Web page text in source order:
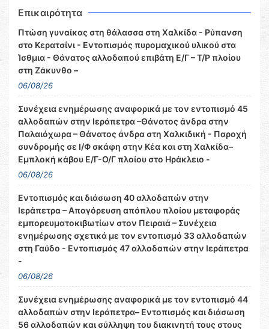
Επικαιρότητα
Πτώση γυναίκας στη θάλασσα στη Χαλκίδα - Ρύπανση
στο Κερατσίνι - Εντοπισμός πυρομαχικού υλικού στα
Ίσθμια - Θάνατος αλλοδαπού επιβάτη Ε/Γ – Τ/Ρ πλοίου
στη Ζάκυνθο –
06/08/26
Συνέχεια ενημέρωσης αναφορικά με τον εντοπισμό 45
αλλοδαπών στην Ιεράπετρα –Θάνατος άνδρα στην
Παλαιόχωρα – Θάνατος άνδρα στη Χαλκιδική - Παροχή
συνδρομής σε Ι/Φ σκάφη στην Κέα και στη Χαλκίδα–
Εμπλοκή κάβου Ε/Γ-Ο/Γ πλοίου στο Ηράκλειο -
06/08/26
Εντοπισμός και διάσωση 40 αλλοδαπών στην
Ιεράπετρα – Απαγόρευση απόπλου πλοίου μεταφοράς
εμπορευματοκιβωτίων στον Πειραιά – Συνέχεια
ενημέρωσης σχετικά με τον εντοπισμό 33 αλλοδαπών
στη Γαύδο - Εντοπισμός 47 αλλοδαπών στην Ιεράπετρα
-
06/08/26
Συνέχεια ενημέρωσης αναφορικά με τον εντοπισμό 44
αλλοδαπών στην Ιεράπετρα– Εντοπισμός και διάσωση
56 αλλοδαπών και σύλληψη του διακινητή τους στους